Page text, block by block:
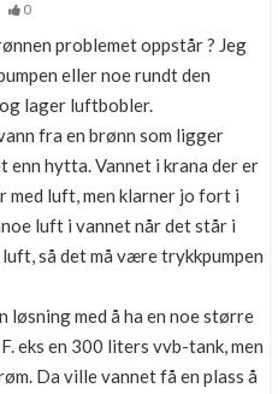
0
problemet oppstår ? Jeg
eller noe rundt den
lager luftbobler.
fra en brønn som ligger
hytta. Vannet i krana der er
med luft, men klarner jo fort i
luft i vannet når det står i
så det må være trykkpumpen
løsning med å ha en noe større
eks en 300 liters vvb-tank, men
Da ville vannet få en plass å